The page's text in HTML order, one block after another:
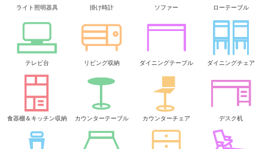
ライト照明器具 掛け時計 ソファー ローテーブル
テレビ台 リビング収納 ダイニングテーブル ダイニングチェア
食器棚＆キッチン収納 カウンターテーブル カウンターチェア デスク机